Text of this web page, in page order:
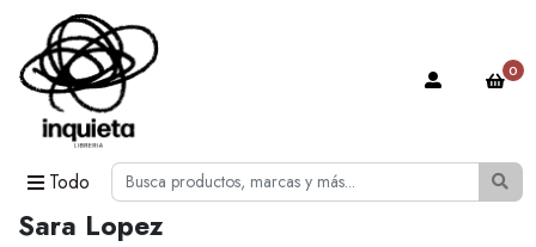
Todo
0
Sara Lopez